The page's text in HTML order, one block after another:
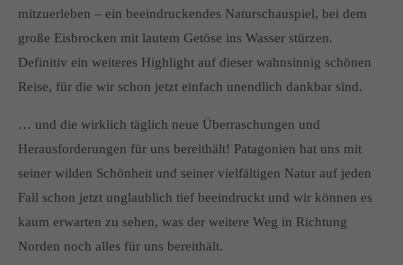
mitzuerleben – ein beeindruckendes Naturschauspiel, bei dem
große Eisbrocken mit lautem Getöse ins Wasser stürzen.
Definitiv ein weiteres Highlight auf dieser wahnsinnig schönen
Reise, für die wir schon jetzt einfach unendlich dankbar sind.
… und die wirklich täglich neue Überraschungen und
Herausforderungen für uns bereithält! Patagonien hat uns mit
seiner wilden Schönheit und seiner vielfältigen Natur auf jeden
Fall schon jetzt unglaublich tief beeindruckt und wir können es
kaum erwarten zu sehen, was der weitere Weg in Richtung
Norden noch alles für uns bereithält.